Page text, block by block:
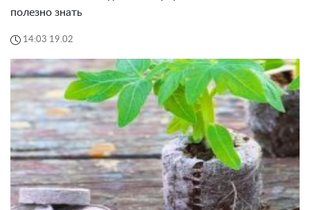
полезно знать
14:03 19.02